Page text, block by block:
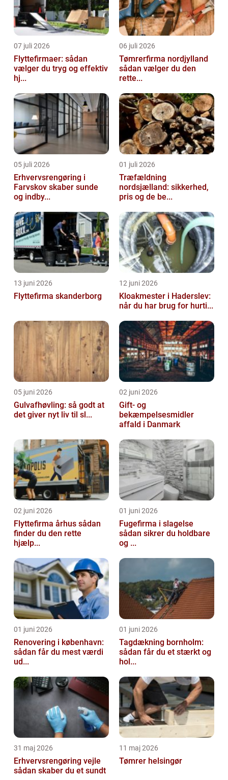
07 juli 2026
Flyttefirmaer: sådan
vælger du tryg og effektiv
hj...
06 juli 2026
Tømrerfirma nordjylland
sådan vælger du den
rette...
05 juli 2026
Erhvervsrengøring i
Farvskov skaber sunde
og indby...
01 juli 2026
Træfældning
nordsjælland: sikkerhed,
pris og de be...
13 juni 2026
Flyttefirma skanderborg
12 juni 2026
Kloakmester i Haderslev:
når du har brug for hurti...
05 juni 2026
Gulvafhøvling: så godt at
det giver nyt liv til sl...
02 juni 2026
Gift- og
bekæmpelsesmidler
affald i Danmark
02 juni 2026
Flyttefirma århus sådan
finder du den rette
hjælp...
01 juni 2026
Fugefirma i slagelse
sådan sikrer du holdbare
og ...
01 juni 2026
Renovering i københavn:
sådan får du mest værdi
ud...
01 juni 2026
Tagdækning bornholm:
sådan får du et stærkt og
hol...
31 maj 2026
Erhvervsrengøring vejle
sådan skaber du et sundt
11 maj 2026
Tømrer helsingør